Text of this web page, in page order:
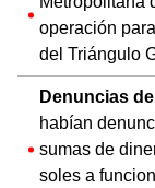
operación
del Triángulo
Denuncias
habían
sumas de
soles a